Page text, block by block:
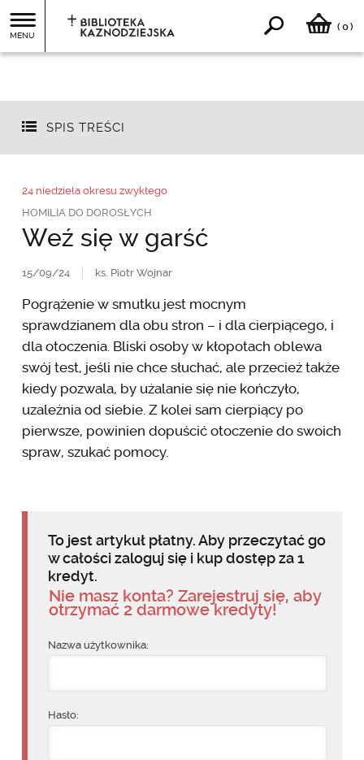
MENU
( 0)
SPIS TREŚCI
24 niedziela okresu zwykłego
HOMILIA DO DOROSŁYCH
Weź się w garść
15/09/24 ks. Piotr Wojnar
Pogrążenie w smutku jest mocnym
sprawdzianem dla obu stron – i dla cierpiącego, i
dla otoczenia. Bliski osoby w kłopotach oblewa
swój test, jeśli nie chce słuchać, ale przecież także
kiedy pozwala, by użalanie się nie kończyło,
uzależnia od siebie. Z kolei sam cierpiący po
pierwsze, powinien dopuścić otoczenie do swoich
spraw, szukać pomocy.
To jest artykuł płatny. Aby przeczytać go
w całości zaloguj się i kup dostęp za 1
kredyt.
Nie masz konta? Zarejestruj się, aby
otrzymać 2 darmowe kredyty!
Nazwa użytkownika:
Hasło: